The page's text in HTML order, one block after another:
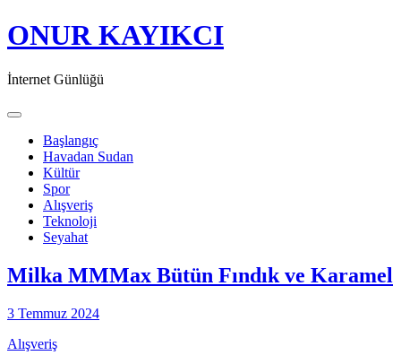
ONUR KAYIKCI
İnternet Günlüğü
Toggle navigation
Başlangıç
Havadan Sudan
Kültür
Spor
Alışveriş
Teknoloji
Seyahat
Milka MMMax Bütün Fındık ve Karamel
3 Temmuz 2024
Alışveriş